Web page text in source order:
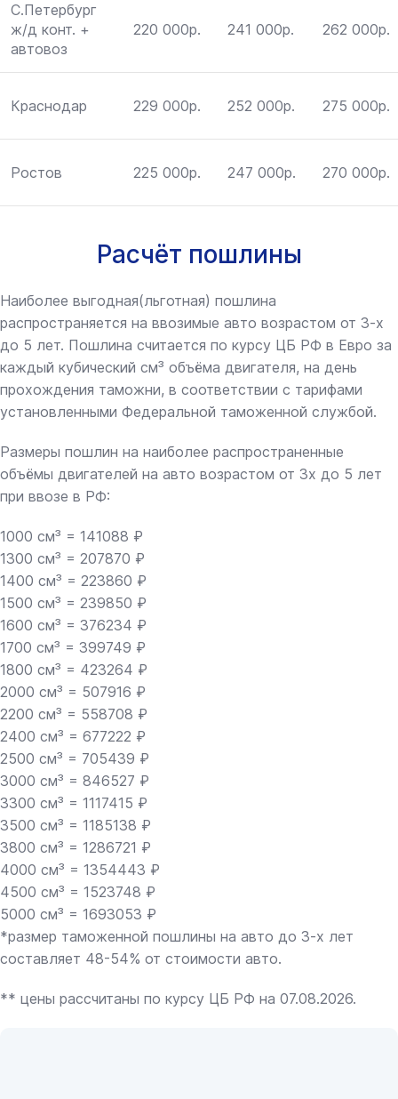
С.Петербург
ж/д конт. +
автовоз
220 000р. 241 000р. 262 000р.
Краснодар 229 000р. 252 000р. 275 000р.
Ростов 225 000р. 247 000р. 270 000р.
Расчёт пошлины
Наиболее выгодная(льготная) пошлина
распространяется на ввозимые авто возрастом от 3-х
до 5 лет. Пошлина считается по курсу ЦБ РФ в Евро за
каждый кубический см³ объёма двигателя, на день
прохождения таможни, в соответствии с тарифами
установленными Федеральной таможенной службой.
Размеры пошлин на наиболее распространенные
объёмы двигателей на авто возрастом от 3х до 5 лет
при ввозе в РФ:
1000 см³ = 141088 ₽
1300 см³ = 207870 ₽
1400 см³ = 223860 ₽
1500 см³ = 239850 ₽
1600 см³ = 376234 ₽
1700 см³ = 399749 ₽
1800 см³ = 423264 ₽
2000 см³ = 507916 ₽
2200 см³ = 558708 ₽
2400 см³ = 677222 ₽
2500 см³ = 705439 ₽
3000 см³ = 846527 ₽
3300 см³ = 1117415 ₽
3500 см³ = 1185138 ₽
3800 см³ = 1286721 ₽
4000 см³ = 1354443 ₽
4500 см³ = 1523748 ₽
5000 см³ = 1693053 ₽
*размер таможенной пошлины на авто до 3-х лет
составляет 48-54% от стоимости авто.
** цены рассчитаны по курсу ЦБ РФ на 07.08.2026.